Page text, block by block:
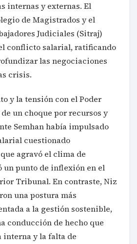
internas y externas. El
de Magistrados y el
Judiciales (Sitraj)
conflicto salarial, ratificando
las negociaciones
crisis.
y la tensión con el Poder
un choque por recursos y
Semhan había impulsado
cuestionado
agravó el clima de
un punto de inflexión en el
Tribunal. En contraste, Niz
una postura más
a la gestión sostenible,
conducción de hecho que
y la falta de